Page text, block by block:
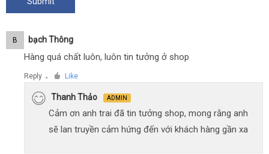
B Bạch Thông
Hàng quá chất luôn, luôn tin tưởng ở shop
Reply ● Like
Thanh Thảo ADMIN
Cảm ơn anh trai đã tin tưởng shop, mong rằng anh
sẽ lan truyền cảm hứng đến với khách hàng gần xa